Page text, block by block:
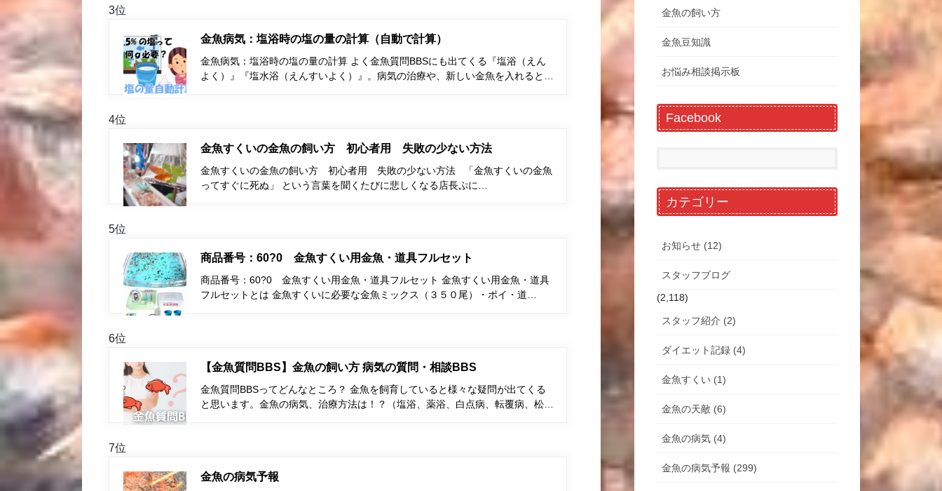
3位
金魚病気：塩浴時の塩の量の計算（自動で計算）
金魚病気：塩浴時の塩の量の計算 よく金魚質問BBSにも出てくる『塩浴（えん
よく）』『塩水浴（えんすいよく）』。病気の治療や、新しい金魚を入れると…
4位
金魚すくいの金魚の飼い方 初心者用 失敗の少ない方法
金魚すくいの金魚の飼い方 初心者用 失敗の少ない方法 「金魚すくいの金魚
ってすぐに死ぬ」 という言葉を聞くたびに悲しくなる店長ぷに…
5位
商品番号：60?0 金魚すくい用金魚・道具フルセット
商品番号：60?0 金魚すくい用金魚・道具フルセット 金魚すくい用金魚・道具
フルセットとは 金魚すくいに必要な金魚ミックス（３５０尾）・ポイ・道…
6位
【金魚質問BBS】金魚の飼い方 病気の質問・相談BBS
金魚質問BBSってどんなところ？ 金魚を飼育していると様々な疑問が出てくる
と思います。金魚の病気、治療方法は！？（塩浴、薬浴、白点病、転覆病、松…
7位
金魚の病気予報
金魚の飼い方
金魚豆知識
お悩み相談掲示板
Facebook
カテゴリー
お知らせ (12)
スタッフブログ
(2,118)
スタッフ紹介 (2)
ダイエット記録 (4)
金魚すくい (1)
金魚の天敵 (6)
金魚の病気 (4)
金魚の病気予報 (299)